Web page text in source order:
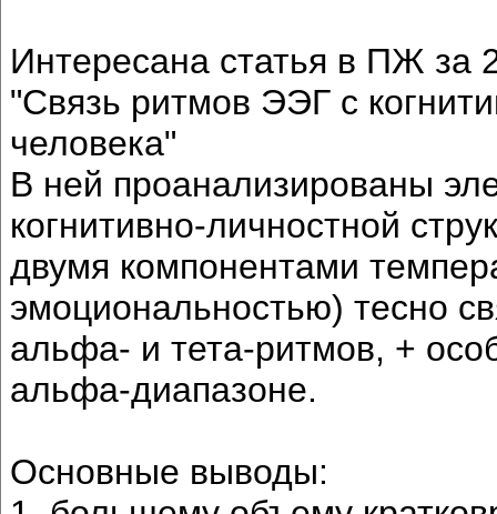
Интересана статья в ПЖ за
"Связь ритмов ЭЭГ с
человека"
В ней проанализированы
когнитивно-личностной
двумя компонентами
эмоциональностью) тесно
альфа- и тета-ритмов, +
альфа-диапазоне.
Основные выводы: